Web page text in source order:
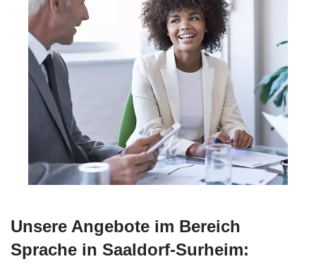
Unsere Angebote im Bereich
Sprache in Saaldorf-Surheim: